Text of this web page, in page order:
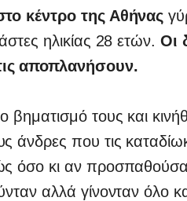
κέντρο της Αθήνας
ηλικίας 28 ετών. Οι
αποπλανήσουν.
βηματισμό τους και
άνδρες που τις
όσο κι αν
αλλά γίνονταν όλο